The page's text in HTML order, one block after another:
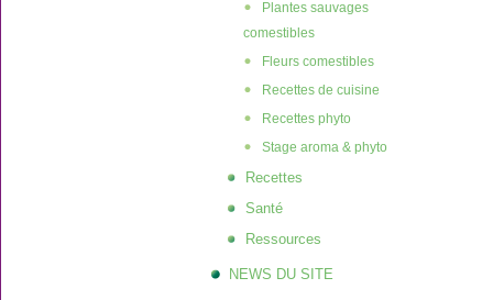
Plantes sauvages
comestibles
Fleurs comestibles
Recettes de cuisine
Recettes phyto
Stage aroma & phyto
Recettes
Santé
Ressources
NEWS DU SITE